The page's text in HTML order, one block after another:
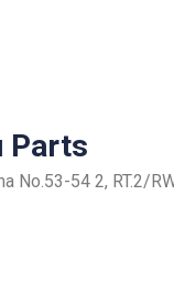
Parts
No.53-54 2, RT.2/